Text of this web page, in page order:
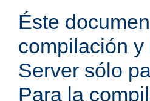
Éste
compilación
Server sólo
Para la